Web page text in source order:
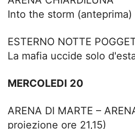
Into the storm (anteprima)
ESTERNO NOTTE
La mafia uccide solo
MERCOLEDI 20
ARENA DI MARTE –
proiezione ore 21,15)